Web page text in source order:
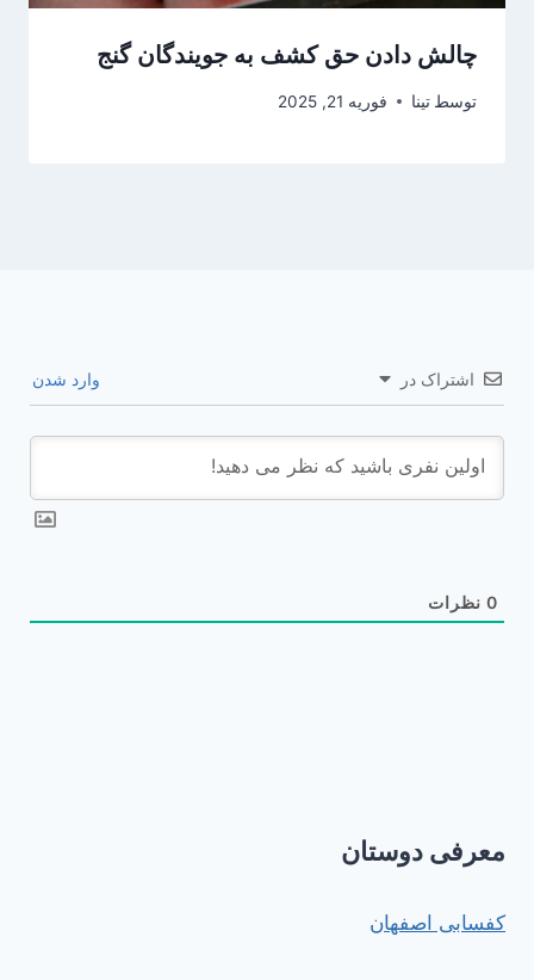
چالش دادن حق‌ کشف به جویندگان گنج
توسط تینا فوریه 21, 2025
اشتراک در وارد شدن
0 نظرات
معرفی دوستان
کفسابی اصفهان